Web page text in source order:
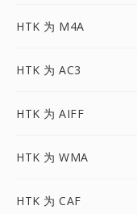
HTK 为 M4A
HTK 为 AC3
HTK 为 AIFF
HTK 为 WMA
HTK 为 CAF